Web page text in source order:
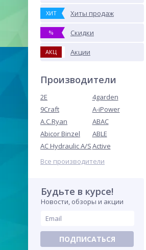
ХИТ Хиты продаж
% Скидки
АКЦ Акции
Производители
2E
4garden
9Craft
A-iPower
A.C.Ryan
ABAC
Abicor Binzel
ABLE
AC Hydraulic A/SActive
Все производители
Будьте в курсе!
Новости, обзоры и акции
ПОДПИСАТЬСЯ